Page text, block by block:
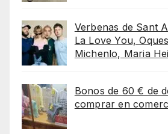
Verbenas de Sant
La Love You,
Michenlo, Maria
Bonos de 60 € de
comprar en